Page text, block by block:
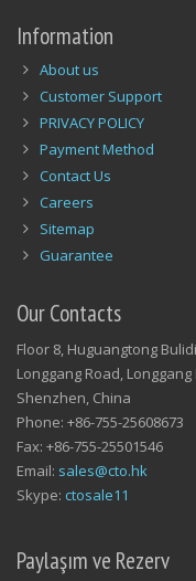
Information
About us
Customer Support
PRIVACY POLICY
Payment Method
Contact Us
Careers
Sitemap
Guarantee
Our Contacts
Floor 8, Huguangtong
Longgang Road,
Shenzhen, China
Phone: +86-755-25608673
Fax: +86-755-25501546
Email: sales@cto.hk
Skype: ctosale11
Paylaşım ve Rezerv